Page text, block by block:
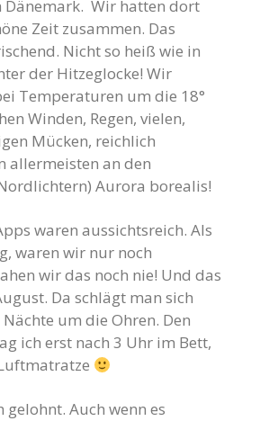
Dänemark. Wir hatten dort
Zeit zusammen. Das
Nicht so heiß wie in
der Hitzeglocke! Wir
Temperaturen um die 18°
Winden, Regen, vielen,
Mücken, reichlich
allermeisten an den
Aurora borealis!
waren aussichtsreich. Als
waren wir nur noch
wir das noch nie! Und das
Da schlägt man sich
um die Ohren. Den
ich erst nach 3 Uhr im Bett,
gelohnt. Auch wenn es